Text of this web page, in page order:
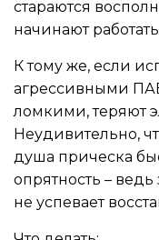
стараются
начинают
К тому же, если
агрессивными
ломкими, теряют
Неудивительно,
душа прическа
опрятность –
не успевает